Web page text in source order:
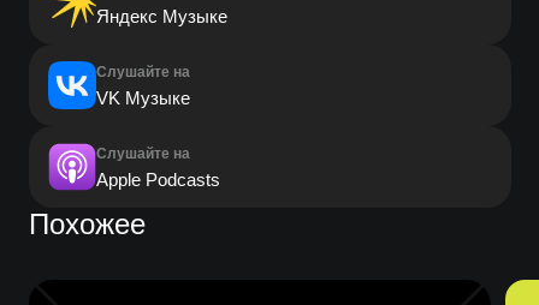
Яндекс Музыке
Слушайте на
VK Музыке
Слушайте на
Apple Podcasts
Похожее